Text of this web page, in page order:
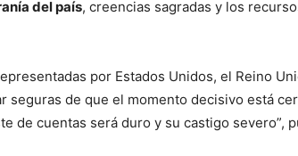
del país, creencias sagradas y los
por Estados Unidos, el Reino
seguras de que el momento decisivo está
de cuentas será duro y su castigo severo”,